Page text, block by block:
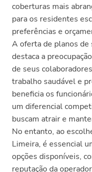
coberturas mais
para os residentes
preferências e
A oferta de planos de
destaca a
de seus
trabalho saudável e
beneficia os
um diferencial
buscam atrair e
No entanto, ao
Limeira, é essencial
opções disponíveis,
reputação da